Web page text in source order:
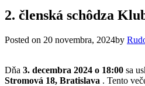
2. členská schôdza
Posted on 20 novembra, 2024by
Dňa 3. decembra 2024 o 18:00 sa
Stromová 18, Bratislava . Tento